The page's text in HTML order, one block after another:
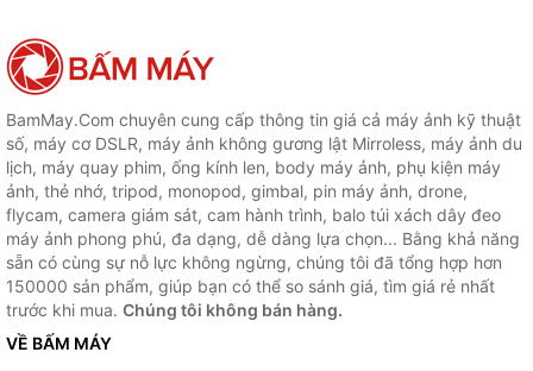
BamMay.Com chuyên cung cấp thông tin giá cả máy ảnh kỹ thuật
số, máy cơ DSLR, máy ảnh không gương lật Mirroless, máy ảnh du
lịch, máy quay phim, ống kính len, body máy ảnh, phụ kiện máy
ảnh, thẻ nhớ, tripod, monopod, gimbal, pin máy ảnh, drone,
flycam, camera giám sát, cam hành trình, balo túi xách dây đeo
máy ảnh phong phú, đa dạng, dễ dàng lựa chọn... Bằng khả năng
sẵn có cùng sự nỗ lực không ngừng, chúng tôi đã tổng hợp hơn
150000 sản phẩm, giúp bạn có thể so sánh giá, tìm giá rẻ nhất
trước khi mua. Chúng tôi không bán hàng.
VỀ BẤM MÁY